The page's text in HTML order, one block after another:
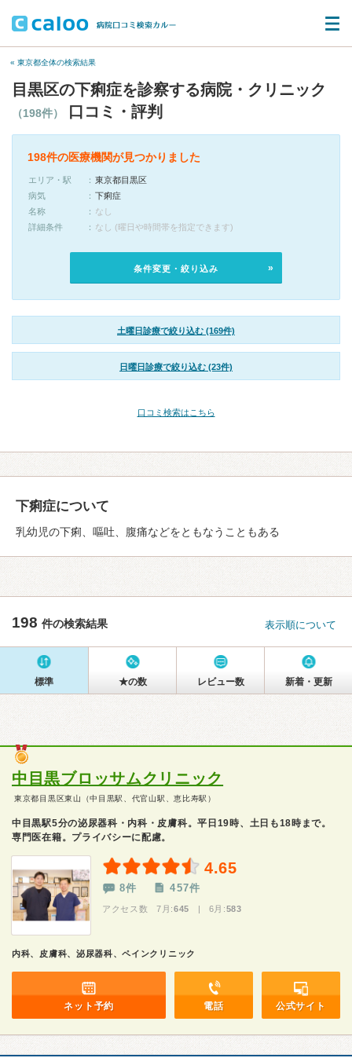
« 東京都全体の検索結果
目黒区の下痢症を診察する病院・クリニック
（198件） 口コミ・評判
198件の医療機関が見つかりました
エリア・駅
東京都目黒区
病気
下痢症
名称
なし
詳細条件
なし (曜日や時間帯を指定できます)
条件変更・絞り込み
土曜日診療で絞り込む (169件)
日曜日診療で絞り込む (23件)
口コミ検索はこちら
下痢症について
乳幼児の下痢、嘔吐、腹痛などをともなうこともある
198 件の検索結果 表示順について
標準 ★の数 レビュー数 新着・更新
中目黒ブロッサムクリニック
東京都目黒区東山（中目黒駅、代官山駅、恵比寿駅）
中目黒駅5分の泌尿器科・内科・皮膚科。平日19時、土日も18時まで。
専門医在籍。プライバシーに配慮。
4.65
8件 457件
アクセス数 7月:645 | 6月:583
内科、皮膚科、泌尿器科、ペインクリニック
ネット予約 電話 公式サイト